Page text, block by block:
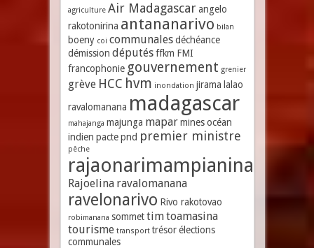
agriculture Air Madagascar angelo
rakotonirina antananarivo bilan
boeny coi communales déchéance
démission députés ffkm FMI
francophonie gouvernement grenier
grève HCC hvm inondation jirama lalao
ravalomanana madagascar
mahajanga majunga mapar mines océan
indien pacte pnd premier ministre
pêche
rajaonarimampianina
Rajoelina ravalomanana
ravelonarivo Rivo rakotovao
robimanana sommet timtoamasina
tourisme transport trésor élections
communales